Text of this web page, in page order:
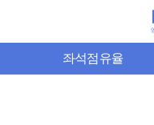
좌석점유율